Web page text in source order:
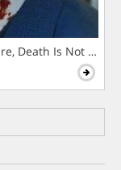
Death Is Not The